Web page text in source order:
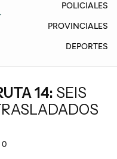
POLICIALES
PROVINCIALES
DEPORTES
14: SEIS
0